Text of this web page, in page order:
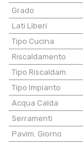
Grado
Lati Liberi
Tipo Cucina
Riscaldamento
Tipo Riscaldam.
Tipo Impianto
Acqua Calda
Serramenti
Pavim. Giorno